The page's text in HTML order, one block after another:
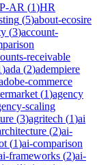
AR (1)HR
(5)about-ecosire
(3)account-
receivable
)ada (2)adempiere
commerce
(1)agency
scaling
(3)agritech (1)ai
(2)ai-
(1)ai-comparison
frameworks (2)ai-